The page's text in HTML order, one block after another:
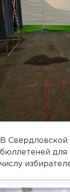
В Свердловской
бюллетеней для
числу